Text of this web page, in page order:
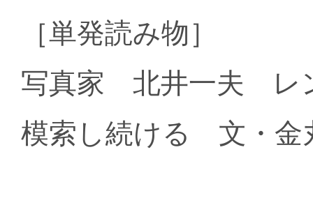
［単発読み物］
写真家 北井一夫 レ
模索し続ける 文・金